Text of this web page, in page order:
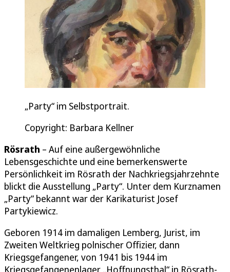
„Party“ im Selbstportrait.
Copyright: Barbara Kellner
Rösrath – Auf eine außergewöhnliche
Lebensgeschichte und eine bemerkenswerte
Persönlichkeit im Rösrath der Nachkriegsjahrzehnte
blickt die Ausstellung „Party“. Unter dem Kurznamen
„Party“ bekannt war der Karikaturist Josef
Partykiewicz.
Geboren 1914 im damaligen Lemberg, Jurist, im
Zweiten Weltkrieg polnischer Offizier, dann
Kriegsgefangener, von 1941 bis 1944 im